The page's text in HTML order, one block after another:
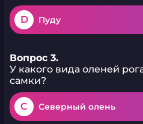
D Пуду
Вопрос 3.
У какого вида оленей
самки?
C Северный олень